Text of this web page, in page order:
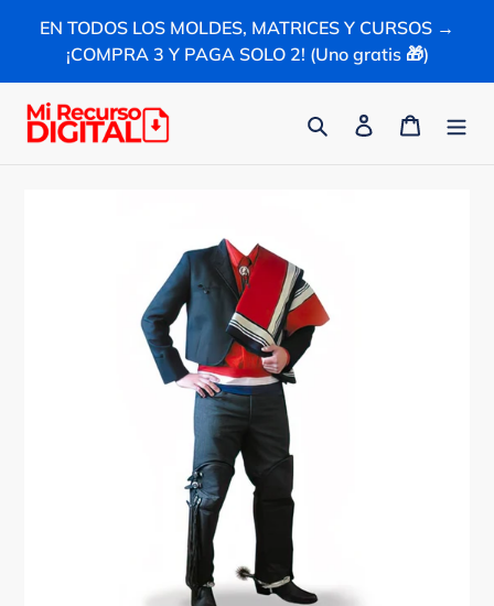
directamente
contenido
EN TODOS LOS MOLDES, MATRICES Y CURSOS →
¡COMPRA 3 Y PAGA SOLO 2! (Uno gratis 🎁)
Buscar IngresarCarrito